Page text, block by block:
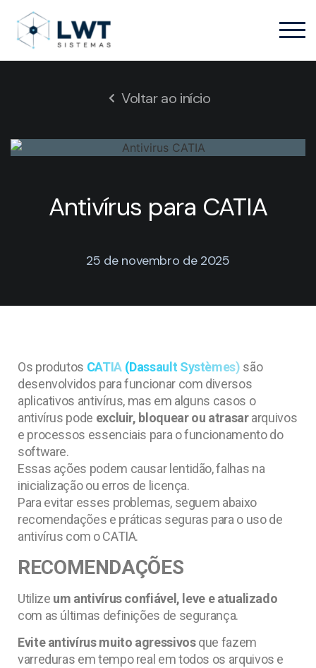
Voltar ao início
Antivírus para CATIA
25 de novembro de 2025
Os produtos CATIA (Dassault Systèmes) são
desenvolvidos para funcionar com diversos
aplicativos antivírus, mas em alguns casos o
antivírus pode excluir, bloquear ou atrasararquivos
e processos essenciais para o funcionamento do
software.
Essas ações podem causar lentidão, falhas na
inicialização ou erros de licença.
Para evitar esses problemas, seguem abaixo
recomendações e práticas seguras para o uso de
antivírus com o CATIA.
RECOMENDAÇÕES
Utilize um antivírus confiável, leve e atualizado
com as últimas definições de segurança.
Evite antivírus muito agressivosque fazem
varreduras em tempo real em todos os arquivos e